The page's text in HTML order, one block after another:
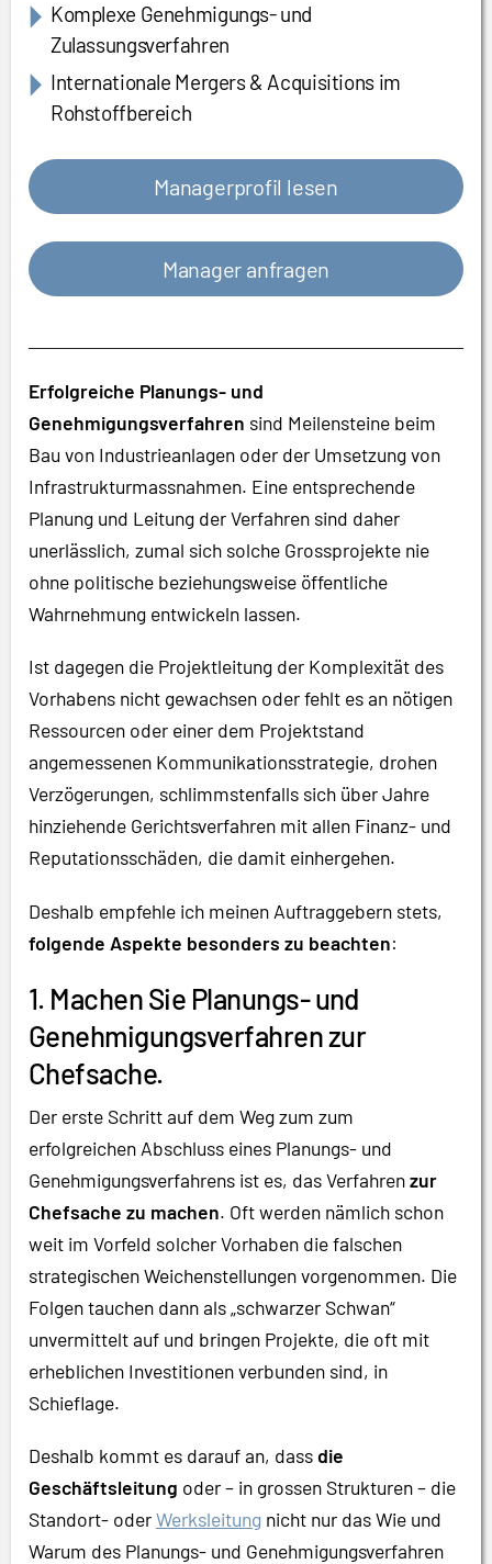
Komplexe Genehmigungs- und
Zulassungsverfahren
Internationale Mergers & Acquisitions im
Rohstoffbereich
Managerprofil lesen
Manager anfragen
Erfolgreiche Planungs- und
Genehmigungsverfahren sind Meilensteine beim
Bau von Industrieanlagen oder der Umsetzung von
Infrastrukturmassnahmen. Eine entsprechende
Planung und Leitung der Verfahren sind daher
unerlässlich, zumal sich solche Grossprojekte nie
ohne politische beziehungsweise öffentliche
Wahrnehmung entwickeln lassen.
Ist dagegen die Projektleitung der Komplexität des
Vorhabens nicht gewachsen oder fehlt es an nötigen
Ressourcen oder einer dem Projektstand
angemessenen Kommunikationsstrategie, drohen
Verzögerungen, schlimmstenfalls sich über Jahre
hinziehende Gerichtsverfahren mit allen Finanz- und
Reputationsschäden, die damit einhergehen.
Deshalb empfehle ich meinen Auftraggebern stets,
folgende Aspekte besonders zu beachten:
1. Machen Sie Planungs- und
Genehmigungsverfahren zur
Chefsache.
Der erste Schritt auf dem Weg zum zum
erfolgreichen Abschluss eines Planungs- und
Genehmigungsverfahrens ist es, das Verfahrenzur
Chefsache zu machen. Oft werden nämlich schon
weit im Vorfeld solcher Vorhaben die falschen
strategischen Weichenstellungen vorgenommen. Die
Folgen tauchen dann als „schwarzer Schwan“
unvermittelt auf und bringen Projekte, die oft mit
erheblichen Investitionen verbunden sind, in
Schieflage.
Deshalb kommt es darauf an, dassdie
Geschäftsleitung oder – in grossen Strukturen – die
Standort- oderWerksleitung nicht nur das Wie und
Warum des Planungs- und Genehmigungsverfahren